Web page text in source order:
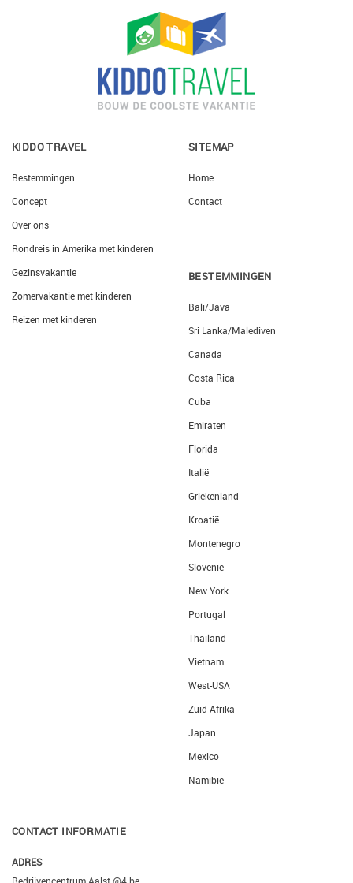
KIDDO TRAVEL
Bestemmingen
Concept
Over ons
Rondreis in Amerika met kinderen
Gezinsvakantie
Zomervakantie met kinderen
Reizen met kinderen
SITEMAP
Home
Contact
BESTEMMINGEN
Bali/Java
Sri Lanka/Malediven
Canada
Costa Rica
Cuba
Emiraten
Florida
Italië
Griekenland
Kroatië
Montenegro
Slovenië
New York
Portugal
Thailand
Vietnam
West-USA
Zuid-Afrika
Japan
Mexico
Namibië
CONTACT INFORMATIE
ADRES